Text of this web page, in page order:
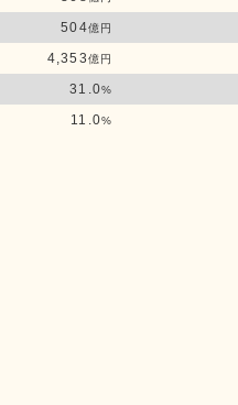
504億円
4,353億円
31.0%
11.0%